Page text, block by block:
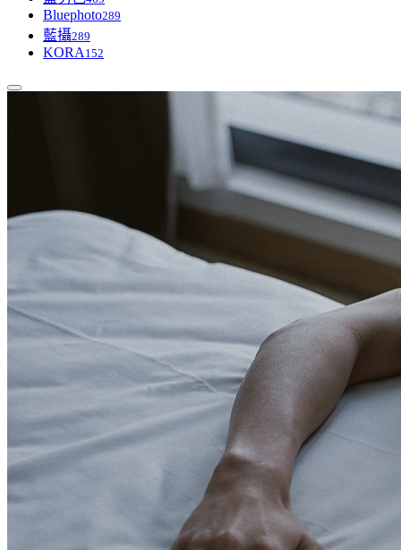
Bluephoto289
藍攝289
KORA 152